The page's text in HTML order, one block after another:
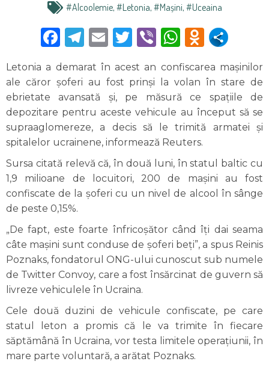
#alcoolemie, #Letonia, #mașini, #Uceaina
Facebook
Telegram
EmailTwitter
Viber
Letonia a demarat în acest an confiscarea maşinilor
ale căror şoferi au fost prinşi la volan în stare de
ebrietate avansată şi, pe măsură ce spaţiile de
depozitare pentru aceste vehicule au început să se
supraaglomereze, a decis să le trimită armatei şi
spitalelor ucrainene, informează Reuters.
Sursa citată relevă că, în două luni, în statul baltic cu
1,9 milioane de locuitori, 200 de maşini au fost
confiscate de la şoferi cu un nivel de alcool în sânge
de peste 0,15%.
„De fapt, este foarte înfricoşător când îţi dai seama
câte maşini sunt conduse de şoferi beţi”, a spus Reinis
Poznaks, fondatorul ONG-ului cunoscut sub numele
de Twitter Convoy, care a fost însărcinat de guvern să
livreze vehiculele în Ucraina.
Cele două duzini de vehicule confiscate, pe care
statul leton a promis că le va trimite în fiecare
săptămână în Ucraina, vor testa limitele operaţiunii, în
mare parte voluntară, a arătat Poznaks.